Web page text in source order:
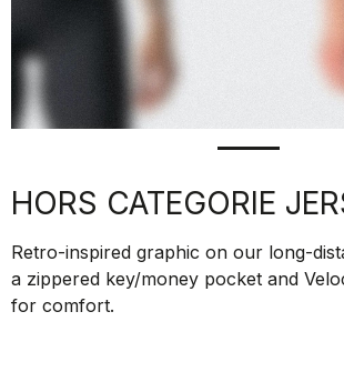
HORS CATEGORIE
Retro-inspired graphic on our long-
a zippered key/money pocket and
for comfort.